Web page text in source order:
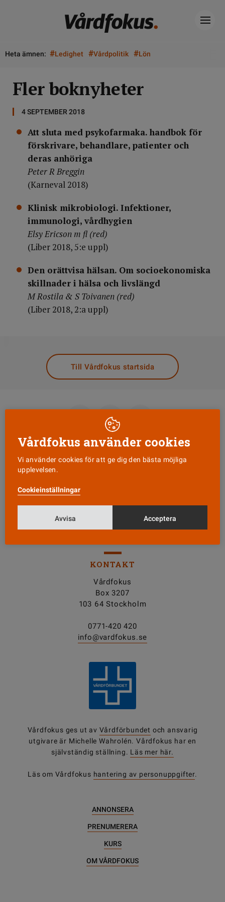
Heta ämnen: #Ledighet #Vårdpolitik #Lön
Fler boknyheter
4 SEPTEMBER 2018
Att sluta med psykofarmaka. handbok för
förskrivare, behandlare, patienter och
deras anhöriga
Peter R Breggin
(Karneval 2018)
Klinisk mikrobiologi. Infektioner,
immunologi, vårdhygien
Elsy Ericson m fl (red)
(Liber 2018, 5:e uppl)
Den orättvisa hälsan. Om socioekonomiska
skillnader i hälsa och livslängd
M Rostila & S Toivanen (red)
(Liber 2018, 2:a uppl)
Till Vårdfokus startsida
Läs senaste numret
KONTAKT
Vårdfokus
Box 3207
103 64 Stockholm
0771-420 420
info@vardfokus.se
Vårdfokus ges ut av Vårdförbundet och ansvarig
utgivare är Michelle Wahrolén. Vårdfokus har en
självständig ställning. Läs mer här.
Läs om Vårdfokus hantering av personuppgifter.
ANNONSERA
PRENUMERERA
KURS
OM VÅRDFOKUS
Vårdfokus använder cookies
Vi använder cookies för att ge dig den bästa möjliga
upplevelsen.
Cookieinställningar
Avvisa Acceptera